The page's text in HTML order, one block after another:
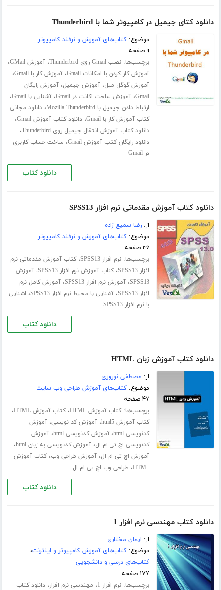
دانلود کتای جیمیل در کامپیوتر شما با Thunderbird
موضوع:کتاب‌های آموزش و ترفند کامپیوتر
۹ صفحه
برچسب‌ها:نصب Gmail روی Thunderbird ،آموزش GMail ،
آموزش کار کردن با امکانات Gmail ،آموزش کار با Gmail ،
آموزش گوگل میل،آموزش جیمیل،آموزش رایگان
Gmail،آموزش ساخت اکانت در Gmail ،آشنایی با Gmail ،
ارتباط دادن جیمیل با Mozilla Thunderbird ،دانلود مجانی
کتاب آموزش کار با Gmail
،دانلود کتاب آموزش Gmail ،
دانلود کتاب آموزش انتقال جیمیل روی Thunderbird ،
دانلود رایگان کتاب آموزش Gmail ، ساخت حساب کاربری
در Gmail
دانلود کتاب
دانلود کتاب آموزش مقدماتی نرم افزار SPSS13
از:رضا سمیع زاده
موضوع:کتاب‌های آموزش و ترفند کامپیوتر
۳۶ صفحه
برچسب‌ها:نرم افزار SPSS13 ،کتاب آموزش مقدماتی نرم
افزار SPSS13
،کتاب آموزش نرم افزار SPSS13 ،آموزش
SPSS13،آموزش نرم افزار SPSS13 ،آموزش کامل نرم
افزار SPSS13
،آشنایی با محیط نرم افزار SPSS13 ، اشنایی
با نرم افزار SPSS13
دانلود کتاب
دانلود کتاب آموزش زبان HTML
از: مصطفی نوروزی
موضوع:کتاب‌های آموزش طراحی وب سایت
۴۷ صفحه
برچسب‌ها:کتاب آموزش HTML ،کتاب آموزش HTML ،
کتاب آموزش html5 ،آموزش کد نویسی،آموزش
کدنویسی html
،آموزش کدنویسی html ،آموزش
کدنویسی اچ تی ام ال،آموزش کدنویسی به زبان html ،
آموزش اچ تی ام ال،آموزش طراحی وب،کتاب آموزش
HTML، طراحی وب اچ تی ام ال
دانلود کتاب
دانلود کتاب مهندسی نرم افزار 1
از: ایمان مختاری
موضوع:کتاب‌های آموزش کامپیوتر و اینترنت،
کتاب‌های درسی و دانشجویی
۱۷۷ صفحه
برچسب‌ها:نرم افزار 1 ، مهندسی نرم افزار،دانلود کتاب